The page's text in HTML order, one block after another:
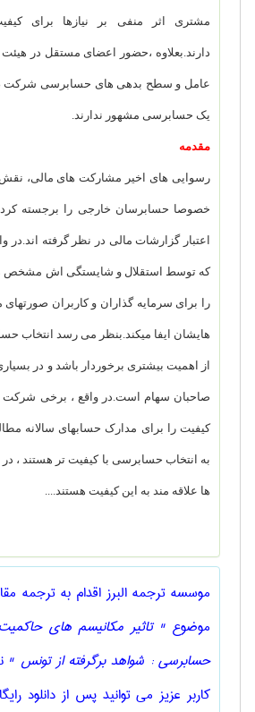
مشتری اثر منفی بر نیازها برای
دارند.بعلاوه ،حضور اعضای مستقل در هیئت
عامل و سطح بدهی های حسابرسی شرکت ،
یک حسابرسی مشهور ندارند.
مقدمه
رسوایی های اخیر مشارکت های مالی،
خصوصا حسابرسان خارجی را برجسته
اعتبار گزارشات مالی در نظر گرفته
که توسط استقلال و شایستگی اش مشخص
را برای سرمایه گذاران و کاربران
هایشان ایفا میکند.بنظر می رسد انتخاب
از اهمیت بیشتری برخوردار باشد و در
صاحبان سهام است.در واقع ، برخی
کیفیت را برای مدارک حسابهای سالانه
به انتخاب حسابرسی با کیفیت تر هستند ،
ها علاقه مند به این کیفیت هستند....
موسسه ترجمه البرز اقدام به ترجمه
موضوع " تاثیر مکانیسم های
حسابرسی : شواهد برگرفته از تونس "
کاربر عزیز می توانید پس از دانلود